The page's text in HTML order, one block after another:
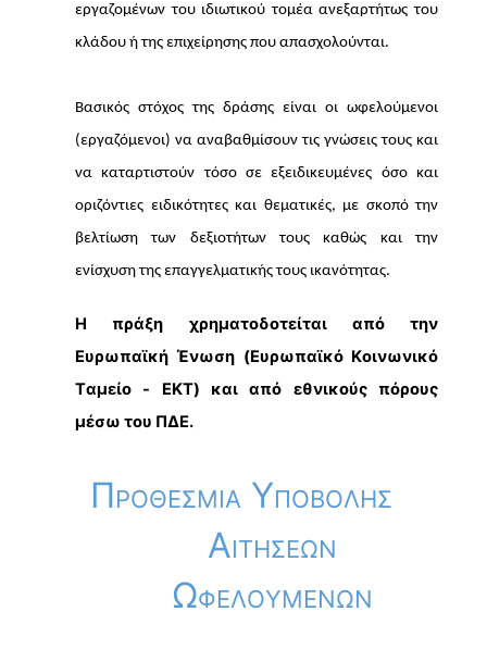
εργαζομένων του ιδιωτικού τομέα ανεξαρτήτως του
κλάδου ή της επιχείρησης που απασχολούνται.
Βασικός στόχος της δράσης είναι οι ωφελούμενοι
(εργαζόμενοι) να αναβαθμίσουν τις γνώσεις τους και
να καταρτιστούν τόσο σε εξειδικευμένες όσο και
οριζόντιες ειδικότητες και θεματικές, με σκοπό την
βελτίωση των δεξιοτήτων τους καθώς και την
ενίσχυση της επαγγελματικής τους ικανότητας.
Η πράξη χρηματοδοτείται από την
Ευρωπαϊκή Ένωση (Ευρωπαϊκό Κοινωνικό
Ταμείο - EKT) και από εθνικούς πόρους
μέσω του ΠΔΕ.
Προθεσμία Υποβολής
Αιτήσεων
Ωφελούμενων